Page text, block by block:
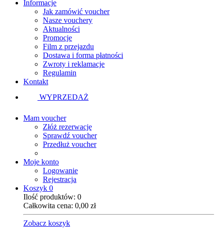
Informacje
Jak zamówić voucher
Nasze vouchery
Aktualności
Promocje
Film z przejazdu
Dostawa i forma płatności
Zwroty i reklamacje
Regulamin
Kontakt
WYPRZEDAŻ
Mam voucher
Złóż rezerwację
Sprawdź voucher
Przedłuż voucher
Moje konto
Logowanie
Rejestracja
Koszyk 0
Ilość produktów: 0
Całkowita cena: 0,00 zł
Zobacz koszyk